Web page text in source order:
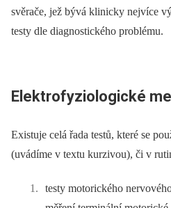
svěrače, jež bývá klinicky nejvíce
testy dle diagnostického problému.
Elektrofyziologické
Existuje celá řada testů, které se
(uvádíme v textu kurzivou), či v
testy motorického